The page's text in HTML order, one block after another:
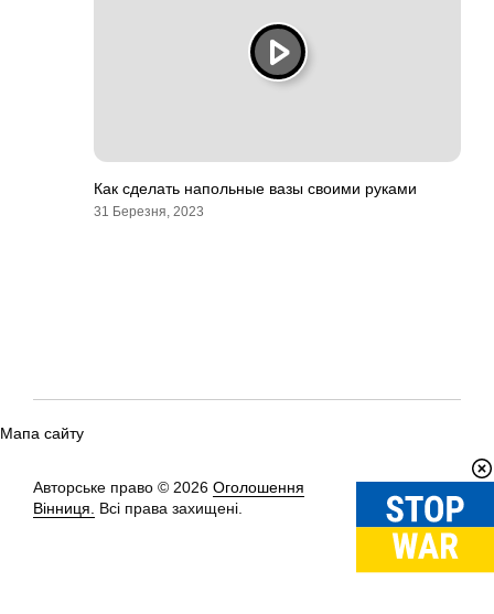
Как сделать напольные вазы своими руками
31 Березня, 2023
Мапа сайту
Авторське право © 2026 Оголошення
Вінниця.
Всі права захищені.
Вгору↑